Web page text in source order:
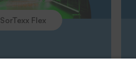
SorTexx Flex